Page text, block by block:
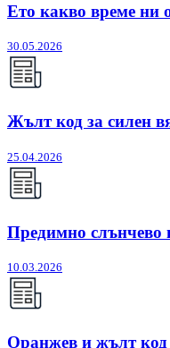
Ето какво време ни
30.05.2026
Жълт код за силен
25.04.2026
Предимно слънчево
10.03.2026
Оранжев и жълт код